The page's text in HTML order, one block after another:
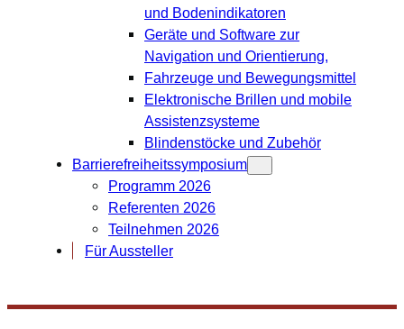
und Bodenindikatoren
Geräte und Software zur
Navigation und Orientierung,
Fahrzeuge und Bewegungsmittel
Elektronische Brillen und mobile
Assistenzsysteme
Blindenstöcke und Zubehör
Barrierefreiheitssymposium
Programm 2026
Referenten 2026
Teilnehmen 2026
Für Aussteller